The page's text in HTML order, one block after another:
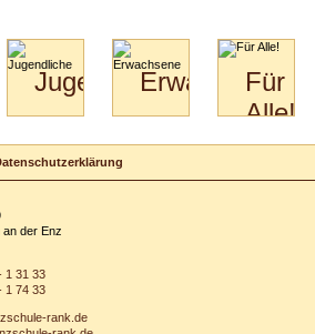
JugendlicheErwachsene
Specials
Paare
Für
Alle!
Download
an der Enz
1 31 33
1 74 33
rank.de